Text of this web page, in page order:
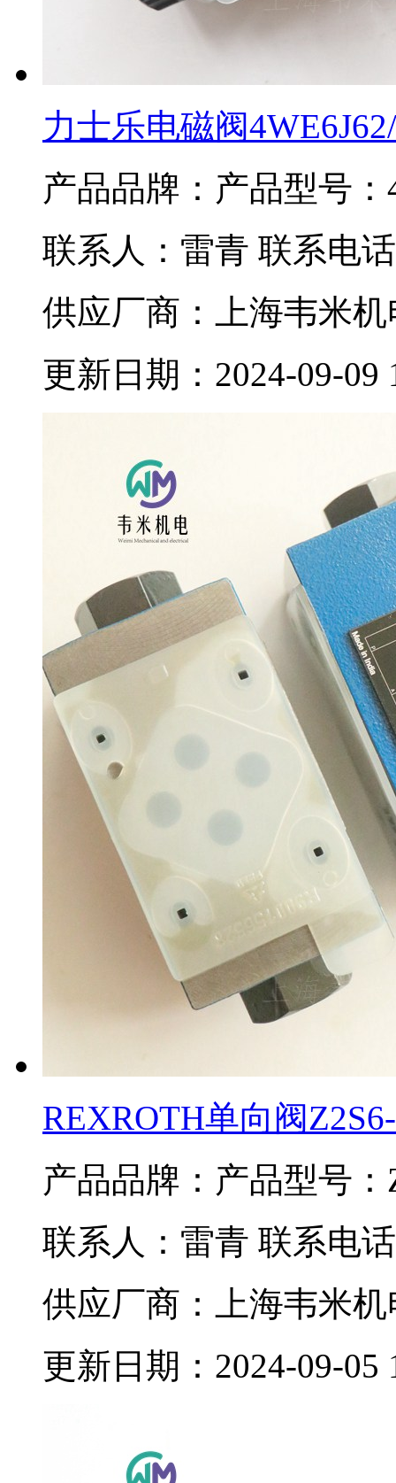
力士乐电磁阀
产品品牌： 产品型号：
联系人：雷青 联系电
供应厂商：上海韦米
更新日期：2024-09-09
REXROTH单向阀
产品品牌： 产品型号：
联系人：雷青 联系电
供应厂商：上海韦米
更新日期：2024-09-05